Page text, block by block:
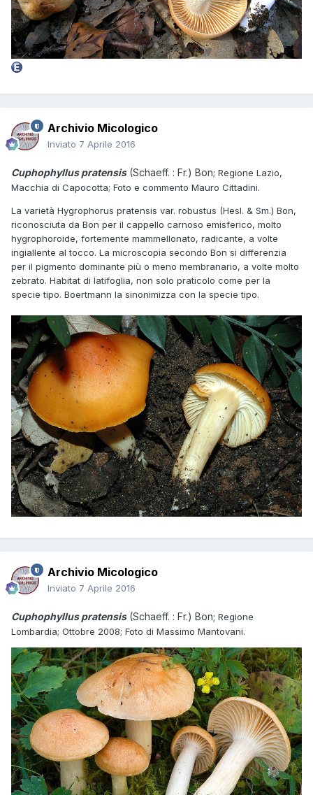
Archivio Micologico
Inviato 7 Aprile 2016
Cuphophyllus pratensis (Schaeff. : Fr.) Bon; Regione Lazio,
Macchia di Capocotta; Foto e commento Mauro Cittadini.
La varietà Hygrophorus pratensis var. robustus (Hesl. & Sm.) Bon,
riconosciuta da Bon per il cappello carnoso emisferico, molto
hygrophoroide, fortemente mammellonato, radicante, a volte
ingiallente al tocco. La microscopia secondo Bon si differenzia
per il pigmento dominante più o meno membranario, a volte molto
zebrato. Habitat di latifoglia, non solo praticolo come per la
specie tipo. Boertmann la sinonimizza con la specie tipo.
Archivio Micologico
Inviato 7 Aprile 2016
Cuphophyllus pratensis (Schaeff. : Fr.) Bon; Regione
Lombardia; Ottobre 2008; Foto di Massimo Mantovani.